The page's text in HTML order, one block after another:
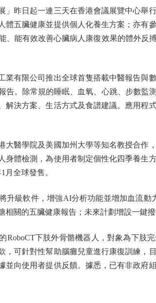
日起一連三天在香港會議展覽中心舉
體五臟健康並提供個人化養生方案；亦有
、能有效改善心臟病人康復效果的體外反
有限公司推出全球首隻搭載中醫報告與
告。除常規的睡眠、血氧、心跳、步數監
解決方案、生活方式及食譜建議。應用程
醫學院及美國加州大學等知名教授合作
身體檢測，為使用者制定個性化四季養生
月全球發售。
級軟件，增強AI分析功能並增加血流動
關的五臟健康報告；未來計劃增設一鍵
下肢外骨骼機器人，對象為下肢
，可針對性幫助腦癱兒童進行康復訓練，
並向使用者提供反饋。據悉，已有非政府